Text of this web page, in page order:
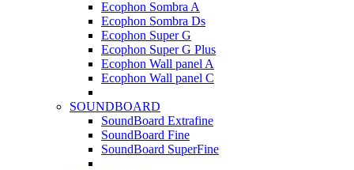
Ecophon Sombra A
Ecophon Sombra Ds
Ecophon Super G
Ecophon Super G Plus
Ecophon Wall panel A
Ecophon Wall panel C
SOUNDBOARD
SoundBoard Extrafine
SoundBoard Fine
SoundBoard SuperFine